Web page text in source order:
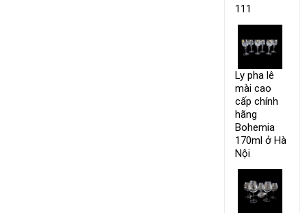
111
Ly pha lê
mài cao
cấp chính
hãng
Bohemia
170ml ở Hà
Nội